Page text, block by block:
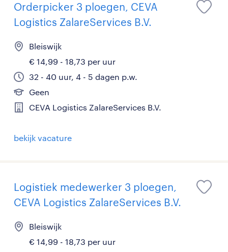
Orderpicker 3 ploegen, CEVA
Logistics ZalareServices B.V.
Bleiswijk
€ 14,99 - 18,73 per uur
32 - 40 uur, 4 - 5 dagen p.w.
Geen
CEVA Logistics ZalareServices B.V.
bekijk vacature
Logistiek medewerker 3 ploegen,
CEVA Logistics ZalareServices B.V.
Bleiswijk
€ 14,99 - 18,73 per uur